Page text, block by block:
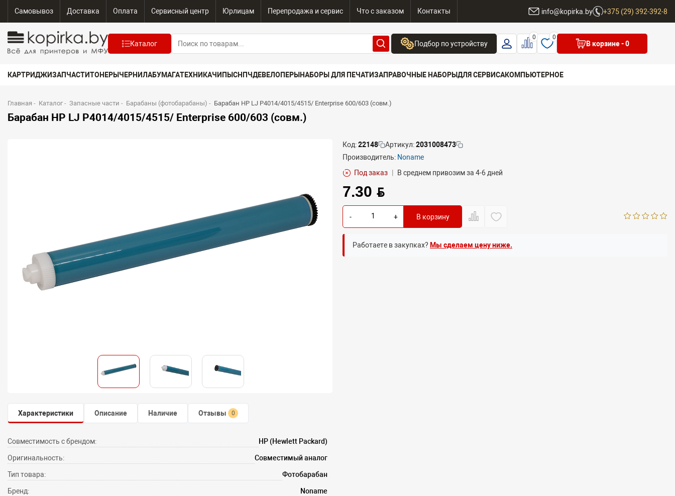
Самовывоз Доставка Оплата Сервисный центр Юрлицам Перепродажа и сервис Что с заказом Контакты info@kopirka.by +375 (29) 392-392-8
Каталог Подбор по устройству
Выберите бренд
0 0
В корзине- 0
КАРТРИДЖИЗАПЧАСТИТОНЕРЫ ЧЕРНИЛАБУМАГАТЕХНИКАЧИПЫСНПЧДЕВЕЛОПЕРЫ НАБОРЫ ДЛЯ ПЕЧАТИЗАПРАВОЧНЫЕ НАБОРЫДЛЯ СЕРВИСАКОМПЬЮТЕРНОЕ
Главная - Каталог - Запасные части - Барабаны (фотобарабаны) - Барабан HP LJ P4014/4015/4515/ Enterprise 600/603 (совм.)
Барабан HP LJ P4014/4015/4515/ Enterprise 600/603 (совм.)
Характеристики Описание Наличие Отзывы 0
Совместимость с брендом: HP (Hewlett Packard)
Оригинальность: Совместимый аналог
Тип товара: Фотобарабан
Бренд: Noname
Код:22148 Артикул:2031008473
Производитель: Noname
Под заказ
В среднем привозим за 4-6 дней
7.30 BYN
- + В корзину
Работаете в закупках? Мы сделаем цену ниже.